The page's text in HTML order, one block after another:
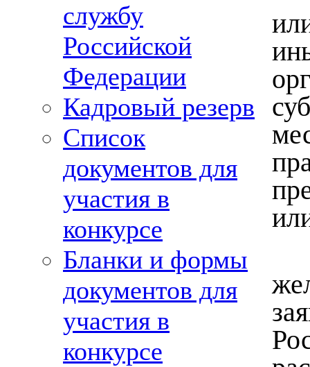
службу
Российской
Федерации
Кадровый резерв
Список
документов для
участия в
конкурсе
Бланки и формы
документов для
участия в
конкурсе